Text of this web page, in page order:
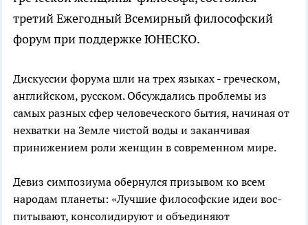
третий Ежегодный Всемирный философский
форум при поддержке ЮНЕСКО.
Дискуссии форума шли на трех язы­ках - греческом,
английском, русском. Обсуждались проблемы из
самых разных сфер человеческого бытия, начиная от
нехватки на Земле чистой воды и за­канчивая
принижением роли женщин в современном мире.
Девиз симпозиума обернулся призывом ко всем
народам планеты: «Лучшие философские идеи вос­
питывают, консолидируют и объединяют